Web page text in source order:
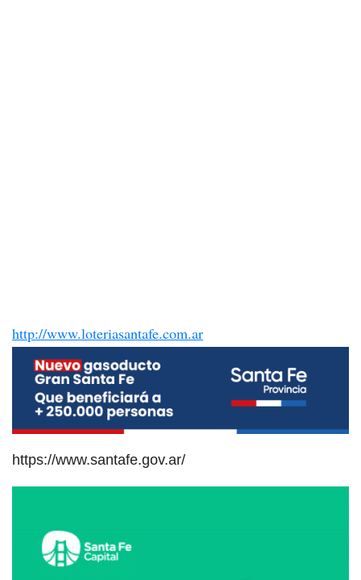
http://www.loteriasantafe.com.ar
https://www.santafe.gov.ar/